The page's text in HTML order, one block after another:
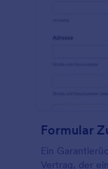
Ein
Vertrag, der